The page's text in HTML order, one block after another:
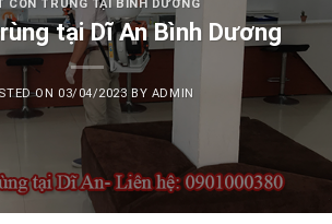
CÔN TRÙNG TẠI BÌNH DƯƠNG
tại Dĩ An Bình Dương
ON 03/04/2023 BY ADMIN